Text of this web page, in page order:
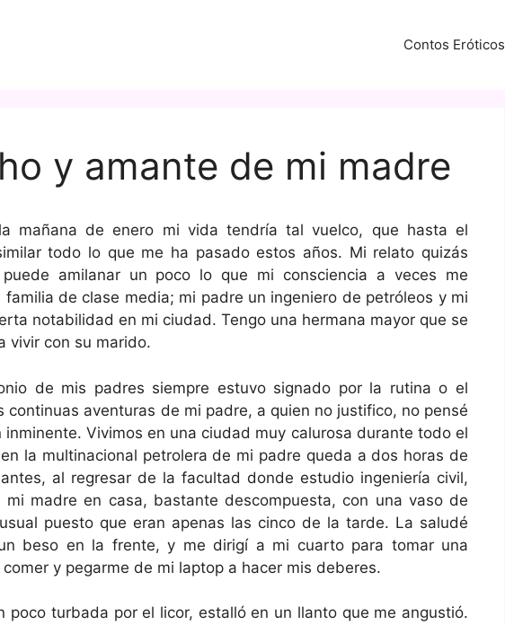
Contos Eróticos
y amante de mi madre
mañana de enero mi vida tendría tal vuelco, que hasta el
todo lo que me ha pasado estos años. Mi relato quizás
amilanar un poco lo que mi consciencia a veces me
de clase media; mi padre un ingeniero de petróleos y mi
notabilidad en mi ciudad. Tengo una hermana mayor que se
vivir con su marido.
de mis padres siempre estuvo signado por la rutina o el
continuas aventuras de mi padre, a quien no justifico, no pensé
Vivimos en una ciudad muy calurosa durante todo el
la multinacional petrolera de mi padre queda a dos horas de
al regresar de la facultad donde estudio ingeniería civil,
mi madre en casa, bastante descompuesta, con una vaso de
puesto que eran apenas las cinco de la tarde. La saludé
beso en la frente, y me dirigí a mi cuarto para tomar una
y pegarme de mi laptop a hacer mis deberes.
poco turbada por el licor, estalló en un llanto que me angustió.